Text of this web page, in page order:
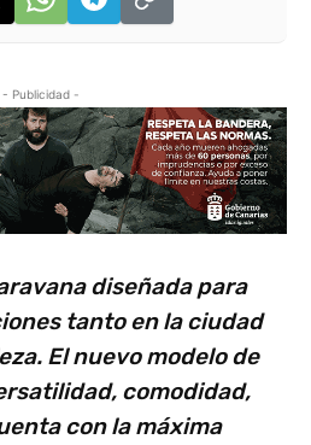
- Publicidad -
diseñada para
tanto en la ciudad
El nuevo modelo de
comodidad,
con la máxima